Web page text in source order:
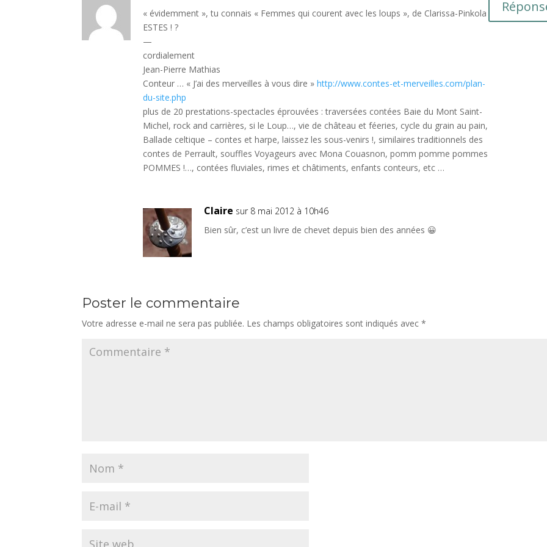
« évidemment », tu connais « Femmes qui courent avec les loups », de Clarissa-Pinkola
ESTES ! ?
—
cordialement
Jean-Pierre Mathias
Conteur … « J’ai des merveilles à vous dire »http://www.contes-et-merveilles.com/plan-
du-site.php
plus de 20 prestations-spectacles éprouvées : traversées contées Baie du Mont Saint-
Michel, rock and carrières, si le Loup…, vie de château et féeries, cycle du grain au pain,
Ballade celtique – contes et harpe, laissez les sous-venirs !, similaires traditionnels des
contes de Perrault, souffles Voyageurs avec Mona Couasnon, pomm pomme pommes
POMMES !…, contées fluviales, rimes et châtiments, enfants conteurs, etc …
Claire sur 8 mai 2012 à 10h46
Bien sûr, c’est un livre de chevet depuis bien des années 😀
Poster le commentaire
Votre adresse e-mail ne sera pas publiée. Les champs obligatoires sont indiqués avec*